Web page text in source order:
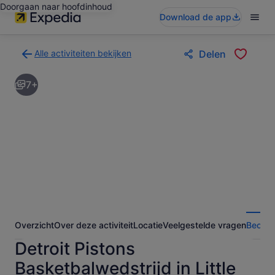
Doorgaan naar hoofdinhoud
Download de app
Alle activiteiten bekijken
naar
de
zoekresultatenpagina
Delen
7+
OverzichtOver deze activiteitLocatieVeelgestelde vragen
Detroit Pistons
Basketbalwedstrijd in Little